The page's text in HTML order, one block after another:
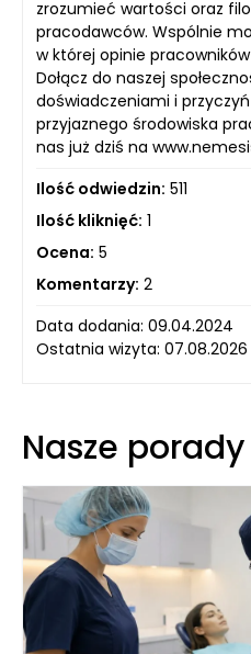
zrozumieć wartości oraz
pracodawców. Wspólnie
w której opinie
Dołącz do naszej
doświadczeniami i
przyjaznego środowiska
nas już dziś na
Ilość odwiedzin: 511
Ilość kliknięć: 1
Ocena: 5
Komentarzy: 2
Data dodania: 09.04.2024
Ostatnia wizyta: 07.08.2026
Nasze porady